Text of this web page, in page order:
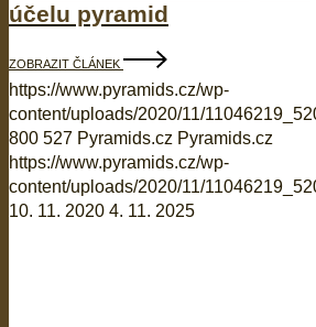
účelu pyramid
ZOBRAZIT ČLÁNEK
https://www.pyramids.cz/wp-
content/uploads/2020/11/
800 527 Pyramids.cz Pyramids.cz
https://www.pyramids.cz/wp-
content/uploads/2020/11/
10. 11. 2020 4. 11. 2025